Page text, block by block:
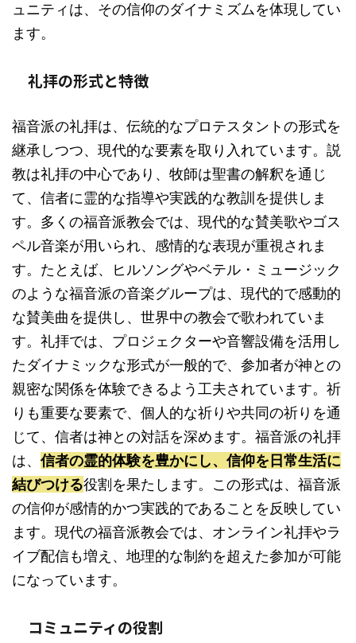
ュニティは、その信仰のダイナミズムを体現してい
ます。
礼拝の形式と特徴
福音派の礼拝は、伝統的なプロテスタントの形式を
継承しつつ、現代的な要素を取り入れています。説
教は礼拝の中心であり、牧師は聖書の解釈を通じ
て、信者に霊的な指導や実践的な教訓を提供しま
す。多くの福音派教会では、現代的な賛美歌やゴス
ペル音楽が用いられ、感情的な表現が重視されま
す。たとえば、ヒルソングやベテル・ミュージック
のような福音派の音楽グループは、現代的で感動的
な賛美曲を提供し、世界中の教会で歌われていま
す。礼拝では、プロジェクターや音響設備を活用し
たダイナミックな形式が一般的で、参加者が神との
親密な関係を体験できるよう工夫されています。祈
りも重要な要素で、個人的な祈りや共同の祈りを通
じて、信者は神との対話を深めます。福音派の礼拝
は、 信者の霊的体験を豊かにし、信仰を日常生活に
結びつける役割を果たします。この形式は、福音派
の信仰が感情的かつ実践的であることを反映してい
ます。現代の福音派教会では、オンライン礼拝やラ
イブ配信も増え、地理的な制約を超えた参加が可能
になっています。
コミュニティの役割